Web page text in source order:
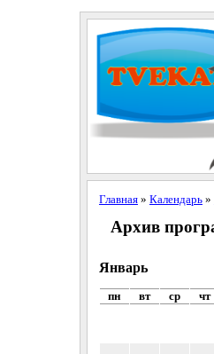
Главная» Календарь»
Архив
Январь
пн вт ср чт